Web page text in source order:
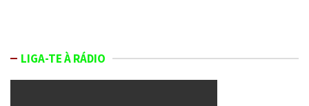
LIGA-TE À RÁDIO